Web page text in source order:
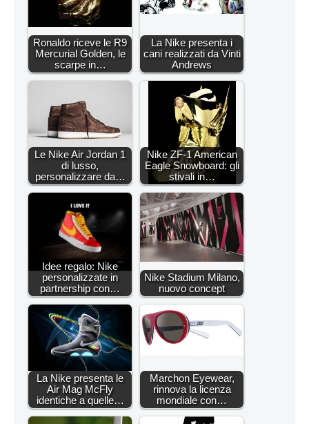
Ronaldo riceve le R9
Mercurial Golden, le
scarpe in…
La Nike presenta i
cani realizzati da Vinti
Andrews
Le Nike Air Jordan 1
di lusso,
personalizzare da…
Nike ZF-1 American
Eagle Snowboard: gli
stivali in…
Idee regalo: Nike
personalizzate in
partnership con…
Nike Stadium Milano,
nuovo concept
La Nike presenta le
Air Mag McFly
identiche a quelle…
Marchon Eyewear,
rinnova la licenza
mondiale con…